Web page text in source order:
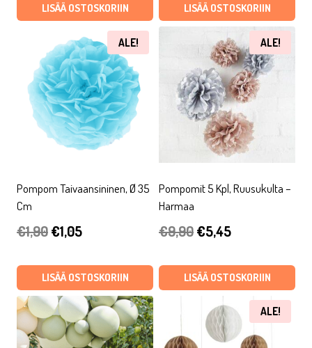
oli:
on:
€7,10.
LISÄÄ OSTOSKORIIN
oli:
€0,90.
on:
€0,50.
LISÄÄ OSTOSKORIIN
ALE!
Pompom Taivaansininen, Ø 35
Cm
€1,90Alkuperäinen
oli:
€1,90.
€1,05Nykyinen
on:
€1,05.
LISÄÄ OSTOSKORIIN
ALE!
Pompomit 5 Kpl, Ruusukulta –
Harmaa
€9,90Alkuperäinen
oli:
€9,90.
€5,45Nykyinen
on:
€5,45.
LISÄÄ OSTOSKORIIN
ALE!